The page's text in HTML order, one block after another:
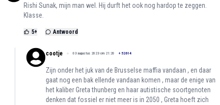
Rishi Sunak, mijn man wel. Hij durft het ook nog hardop te zeggen.
Klasse.
5+ Antwoord
cootje 03 augustus 2023 om 21:20 + 52614
Zijn onder het juk van de Brusselse maffia vandaan , en daar
gaat nog een bak ellende vandaan komen , maar de enige van
het kaliber Greta thunberg en haar autistische soortgenoten
denken dat fossiel er niet meer is in 2050 , Greta hoeft zich